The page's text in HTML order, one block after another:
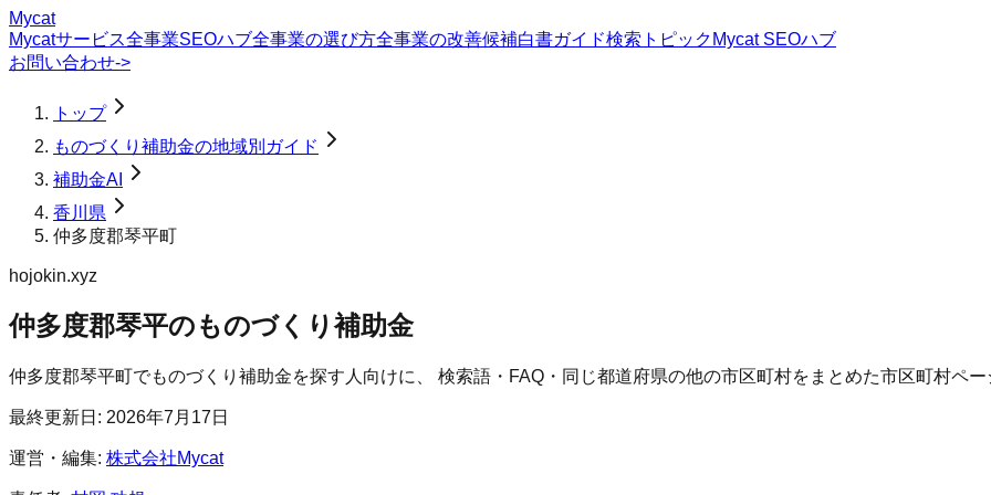
Mycat
Mycatサービス全事業SEOハブ全事業の選び方全事業の改善候補白書ガイド検索トピック Mycat SEOハブ
お問い合わせ->
トップ
ものづくり補助金の地域別ガイド
補助金AI
香川県
仲多度郡琴平町
hojokin.xyz
仲多度郡琴平のものづくり補助金
仲多度郡琴平町でものづくり補助金を探す人向けに、 検索語・FAQ・同じ都道府県の他の市区町村をまとめた市区町村ペ
最終更新日: 2026年7月17日
運営・編集: 株式会社Mycat